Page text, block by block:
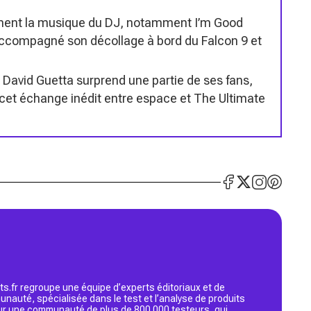
la musique du DJ, notamment I’m Good
son décollage à bord du Falcon 9 et
Guetta surprend une partie de ses fans,
échange inédit entre espace et The Ultimate
regroupe une équipe d’experts éditoriaux et de
spécialisée dans le test et l’analyse de produits